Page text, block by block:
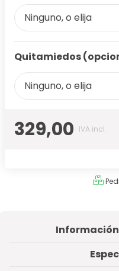
Ninguno, o elija
Quitamiedos
Ninguno, o elija
329,00 IVA incl.